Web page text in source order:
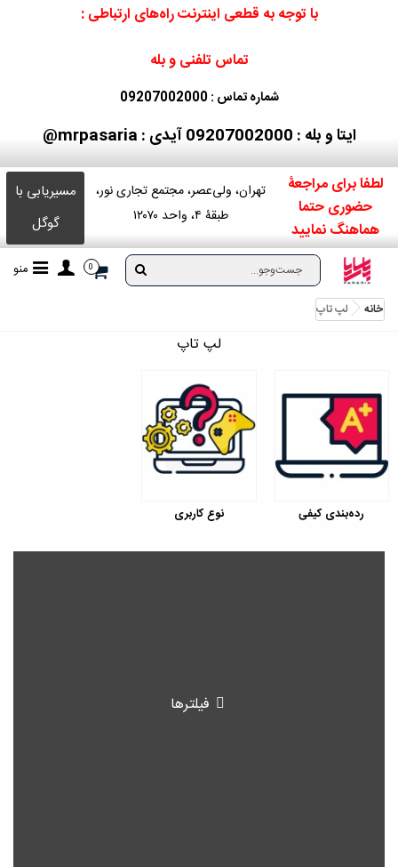
با توجه به قطعی اینترنت راه‌های ارتباطی :
تماس تلفنی و بله
شماره تماس : 09207002000
ایتا و بله : 09207002000 آیدی : mrpasaria@
لطفا برای مراجعۀ
حضوری حتما
هماهنگ نمایید
تهران، ولی‌عصر، مجتمع تجاری نور،
طبقۀ ۴، واحد ۱۲۰۷۰
مسیریابی با
گوگل
0 منو
خانه لپ تاپ
لپ تاپ
رده‌بندی کیفی نوع کاربری
فیلترها